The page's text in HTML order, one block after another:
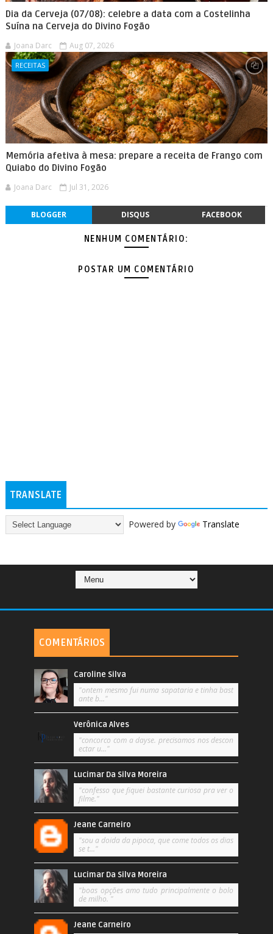
Dia da Cerveja (07/08): celebre a data com a Costelinha
Suína na Cerveja do Divino Fogão
Joana Darc Aug 07, 2026
RECEITAS
Memória afetiva à mesa: prepare a receita de Frango com
Quiabo do Divino Fogão
Joana Darc Jul 31, 2026
BLOGGER DISQUS FACEBOOK
NENHUM COMENTÁRIO:
POSTAR UM COMENTÁRIO
TRANSLATE
Powered by Translate
COMENTÁRIOS
Caroline Silva
"ontem mesmo fui numa sapataria e tinha bast
ante b..."
Verônica Alves
"concorco com a dayse. precisamos nos descon
ectar u..."
Lucimar Da Silva Moreira
"confesso que fiquei bastante curiosa pra ver o
filme."
Jeane Carneiro
"sou a doida da pipoca, que come todos os dias
se t..."
Lucimar Da Silva Moreira
"boas opções amo tudo principalmente o bolo
de milho. "
Jeane Carneiro